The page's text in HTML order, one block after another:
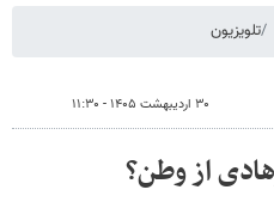
تلویزیون
۳۰ اردیبهشت ۱۴۰۵ - ۱۱:۳۰
از وطن؟